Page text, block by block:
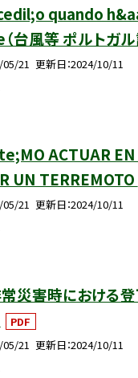
quando
台風等 ポルトガル
21 更新日 2024/10/11
ACTUAR EN
UN TERREMOTO
21 更新日 2024/10/11
災害時における
PDF
21 更新日 2024/10/11